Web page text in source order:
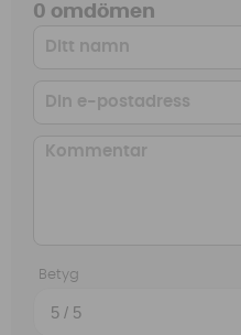
0 omdömen
Betyg